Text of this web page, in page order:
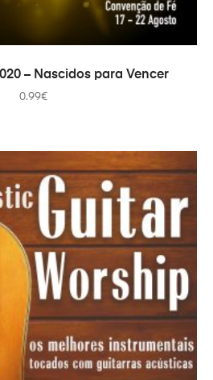
ADD TO CART
– Nascidos para Vencer
0.99€